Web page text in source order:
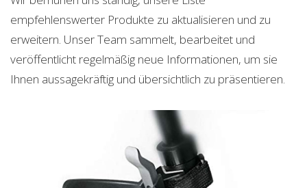
empfehlenswerter Produkte zu aktualisieren und zu
erweitern. Unser Team sammelt, bearbeitet und
veröffentlicht regelmäßig neue Informationen, um sie
Ihnen aussagekräftig und übersichtlich zu präsentieren.